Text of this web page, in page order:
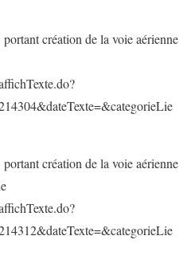
création de la voie aérienne
création de la voie aérienne